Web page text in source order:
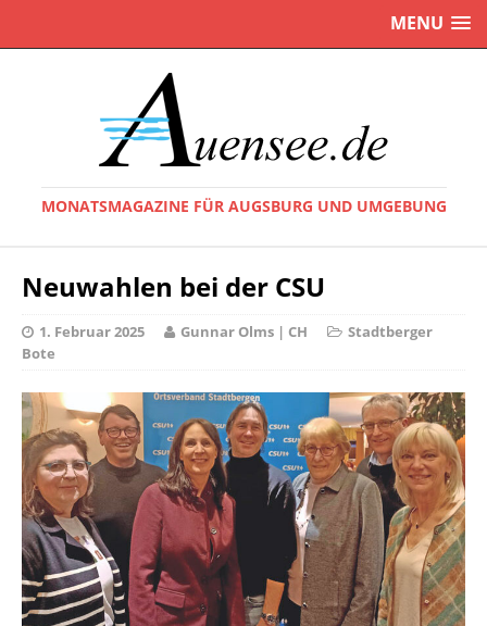
MENU
MONATSMAGAZINE FÜR AUGSBURG UND UMGEBUNG
Neuwahlen bei der CSU
1. Februar 2025 Gunnar Olms | CH
Stadtberger
Bote